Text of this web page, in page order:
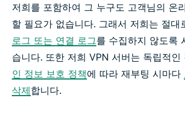
저희를 포함하여 그 누구도 고객님의 온
할 필요가 없습니다. 그래서 저희는 절대
로그 또는 연결 로그를 수집하지 않도록
습니다. 또한 저희 VPN 서버는 독립적인
인 정보 보호 정책에 따라 재부팅 시마다
삭제합니다.